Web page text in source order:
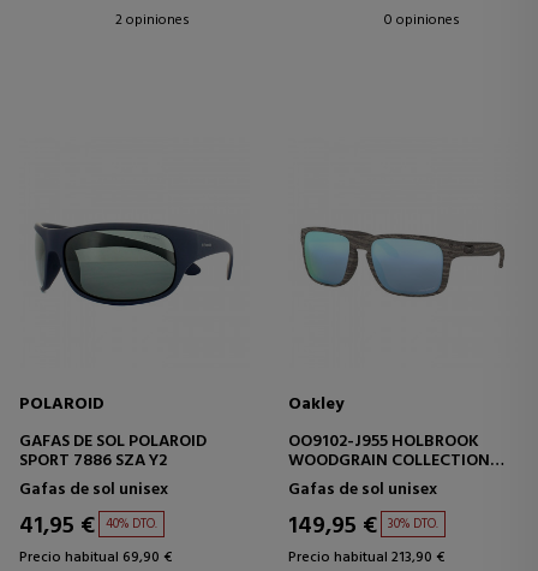
2 opiniones
0 opiniones
POLAROID
GAFAS DE SOL POLAROID
SPORT 7886 SZA Y2
Gafas de sol unisex
41,95 € 40% DTO.
Precio habitual 69,90 €
Oakley
OO9102-J955 HOLBROOK
WOODGRAIN COLLECTION
PRIZM DEEP WATER
POLARIZED
Gafas de sol unisex
149,95 € 30% DTO.
Precio habitual 213,90 €